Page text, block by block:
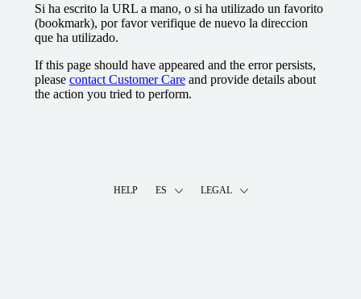
Si ha escrito la URL a mano, o si ha utilizado un favorito
(bookmark), por favor verifique de nuevo la direccion
que ha utilizado.
If this page should have appeared and the error persists,
please contact Customer Care and provide details about
the action you tried to perform.
HELP ES LEGAL